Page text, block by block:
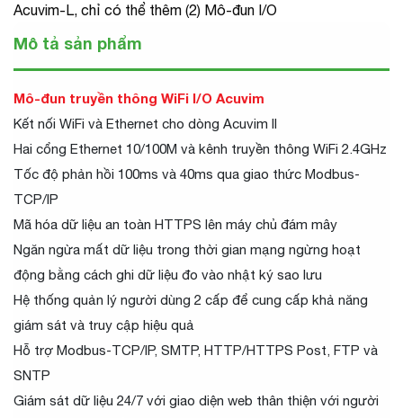
Acuvim-L, chỉ có thể thêm (2) Mô-đun I/O
Mô tả sản phẩm
Mô-đun truyền thông WiFi I/O Acuvim
Kết nối WiFi và Ethernet cho dòng Acuvim II
Hai cổng Ethernet 10/100M và kênh truyền thông WiFi 2.4GHz
Tốc độ phản hồi 100ms và 40ms qua giao thức Modbus-
TCP/IP
Mã hóa dữ liệu an toàn HTTPS lên máy chủ đám mây
Ngăn ngừa mất dữ liệu trong thời gian mạng ngừng hoạt
động bằng cách ghi dữ liệu đo vào nhật ký sao lưu
Hệ thống quản lý người dùng 2 cấp để cung cấp khả năng
giám sát và truy cập hiệu quả
Hỗ trợ Modbus-TCP/IP, SMTP, HTTP/HTTPS Post, FTP và
SNTP
Giám sát dữ liệu 24/7 với giao diện web thân thiện với người